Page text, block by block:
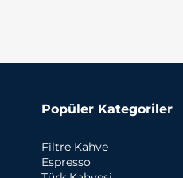
Popüler Kategoriler
Filtre Kahve
Espresso